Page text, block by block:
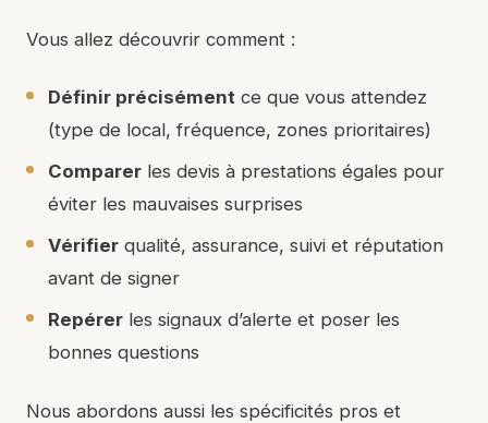
Vous allez découvrir comment :
Définir précisément ce que vous attendez
(type de local, fréquence, zones prioritaires)
Comparer les devis à prestations égales pour
éviter les mauvaises surprises
Vérifier qualité, assurance, suivi et réputation
avant de signer
Repérer les signaux d’alerte et poser les
bonnes questions
Nous abordons aussi les spécificités pros et